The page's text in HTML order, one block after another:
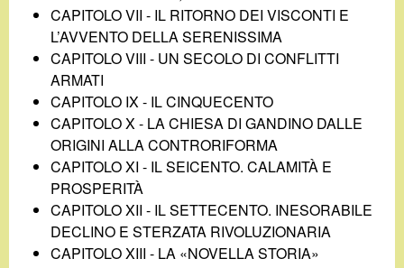
CAPITOLO VII - IL RITORNO DEI VISCONTI E
L’AVVENTO DELLA SERENISSIMA
CAPITOLO VIII - UN SECOLO DI CONFLITTI
ARMATI
CAPITOLO IX - IL CINQUECENTO
CAPITOLO X - LA CHIESA DI GANDINO DALLE
ORIGINI ALLA CONTRORIFORMA
CAPITOLO XI - IL SEICENTO. CALAMITÀ E
PROSPERITÀ
CAPITOLO XII - IL SETTECENTO. INESORABILE
DECLINO E STERZATA RIVOLUZIONARIA
CAPITOLO XIII - LA «NOVELLA STORIA»